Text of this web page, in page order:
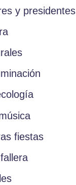
y presidentes
fiestas